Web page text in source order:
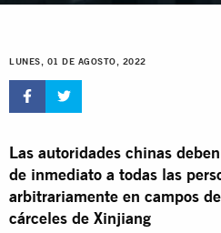
LUNES, 01 DE AGOSTO, 2022
Las autoridades chinas
de inmediato a todas las
arbitrariamente en campos
cárceles de Xinjiang